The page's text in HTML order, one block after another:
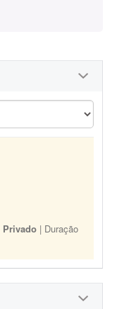
Privado | Duração